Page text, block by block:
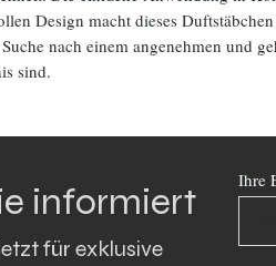
Design macht dieses
nach einem angenehmen und
sind.
informiert
für exklusive
Ihre